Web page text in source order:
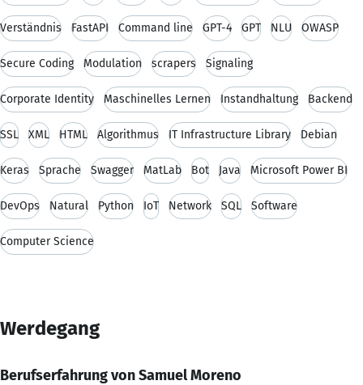
Verständnis FastAPI Command line GPT-4 GPT NLU OWASP
Secure Coding Modulation scrapers Signaling
Corporate Identity Maschinelles Lernen Instandhaltung Backend
SSL XML HTML Algorithmus IT Infrastructure Library Debian
Keras Sprache Swagger MatLab Bot Java Microsoft Power BI
DevOps Natural Python IoT Network SQL Software
Computer Science
Werdegang
Berufserfahrung von Samuel Moreno